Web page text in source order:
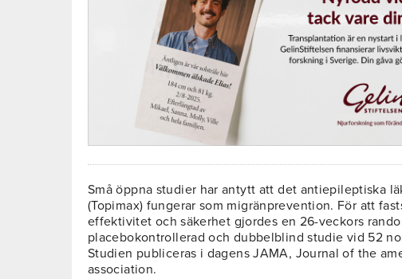
Små öppna studier har antytt att det antiepileptiska
(Topimax) fungerar som migränprevention. För att
effektivitet och säkerhet gjordes en 26-veckors
placebokontrollerad och dubbelblind studie vid 52
Studien publiceras i dagens JAMA, Journal of the
association.